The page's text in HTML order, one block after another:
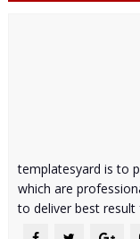
templatesyard is to
which are
to deliver best result